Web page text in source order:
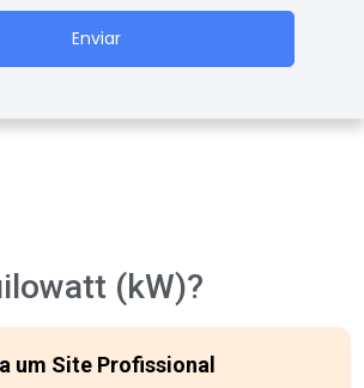
Enviar
(kW)?
um Site Profissional